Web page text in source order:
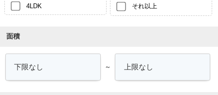
4LDK それ以上
面積
～